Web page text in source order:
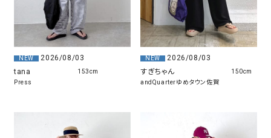
NEW
2026/08/03
tana
Press
153cm
NEW
2026/08/03
すぎちゃん
andQuarterゆめタウン佐賀
150cm